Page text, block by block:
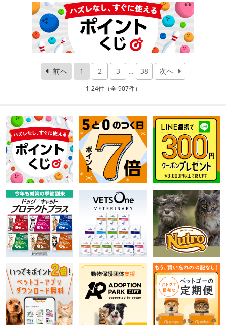
前へ 1 2 3 … 38 次へ
1-24件（全 907件）